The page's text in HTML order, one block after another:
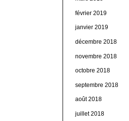
février 2019
janvier 2019
décembre 2018
novembre 2018
octobre 2018
septembre 2018
août 2018
juillet 2018